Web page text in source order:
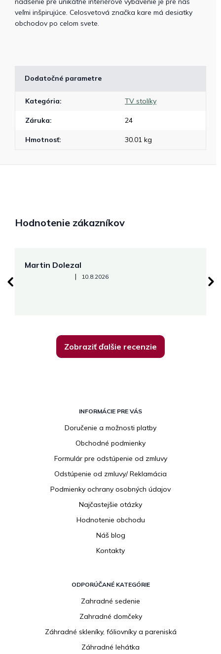
veľmi inšpirujúce. Celosvetová značka kare má desiatky
obchodov po celom svete.
Dodatočné parametre
Kategória: TV stolíky
Záruka: 24
Hmotnosť: 30.01 kg
Hodnotenie zákazníkov
Martin Dolezal
Hodnotenie obchodu je 5 z 5 hviezdičiek.
| 10.8.2026
Zobraziť ďalšie recenzie
INFORMÁCIE PRE VÁS
Doručenie a možnosti platby
Obchodné podmienky
Formulár pre odstúpenie od zmluvy
Odstúpenie od zmluvy/ Reklamácia
Podmienky ochrany osobných údajov
Najčastejšie otázky
Hodnotenie obchodu
Náš blog
Kontakty
ODPORÚČANÉ KATEGÓRIE
Zahradné sedenie
Zahradné domčeky
Záhradné skleníky, fóliovníky a pareniská
Záhradné lehátka